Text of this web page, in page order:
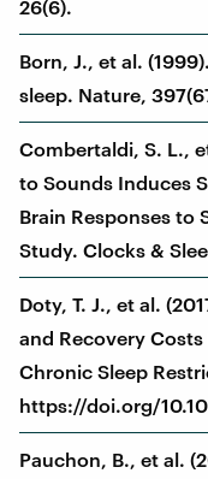
26(6).
Born, J., et al.
sleep. Nature,
Combertaldi, S. L.,
to Sounds Induces
Brain Responses to
Study. Clocks &
Doty, T. J., et al.
and Recovery
Chronic Sleep
https://doi.org/
Pauchon, B., et al.